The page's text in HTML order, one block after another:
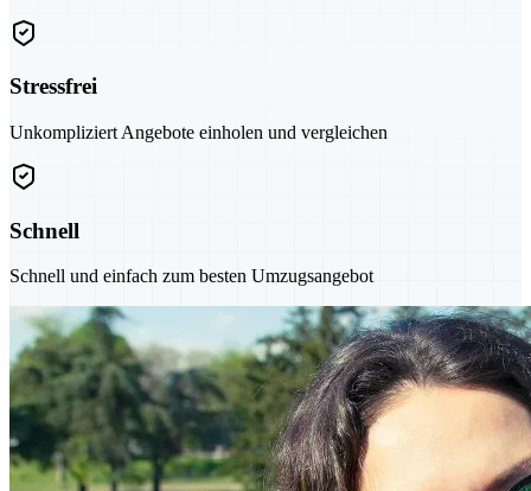
Stressfrei
Unkompliziert Angebote einholen und vergleichen
Schnell
Schnell und einfach zum besten Umzugsangebot